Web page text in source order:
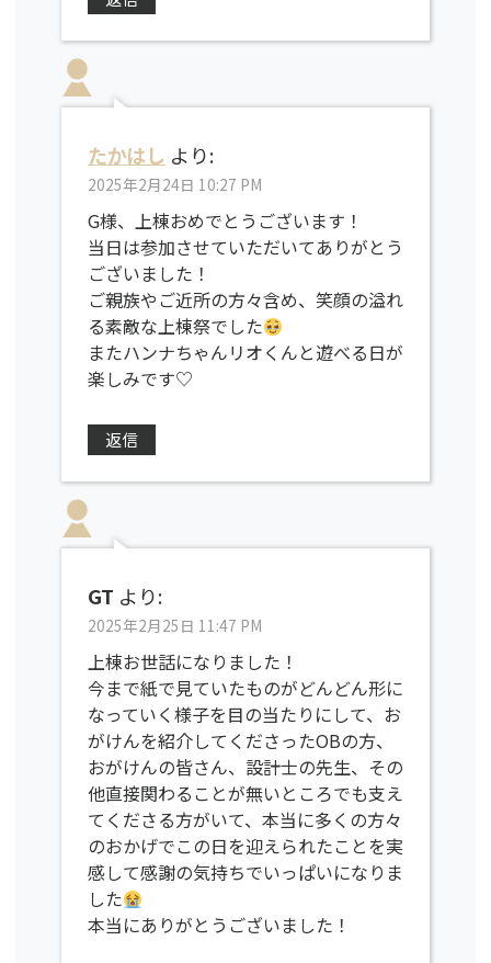
たかはし より:
2025年2月24日 10:27 PM
G様、上棟おめでとうございます！
当日は参加させていただいてありがとう
ございました！
ご親族やご近所の方々含め、笑顔の溢れ
る素敵な上棟祭でした
またハンナちゃんリオくんと遊べる日が
楽しみです♡
返信
GT より:
2025年2月25日 11:47 PM
上棟お世話になりました！
今まで紙で見ていたものがどんどん形に
なっていく様子を目の当たりにして、お
がけんを紹介してくださったOBの方、
おがけんの皆さん、設計士の先生、その
他直接関わることが無いところでも支え
てくださる方がいて、本当に多くの方々
のおかげでこの日を迎えられたことを実
感して感謝の気持ちでいっぱいになりま
した
本当にありがとうございました！